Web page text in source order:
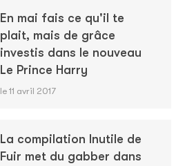
En mai fais ce qu'il te
plait, mais de grâce
investis dans le nouveau
Le Prince Harry
le 11 avril 2017
La compilation Inutile de
Fuir met du gabber dans